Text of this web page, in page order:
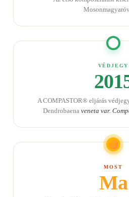
VÉDJEGY
A COMPASTOR® eljárás
Dendrobaena veneta var.
MOST
Ma